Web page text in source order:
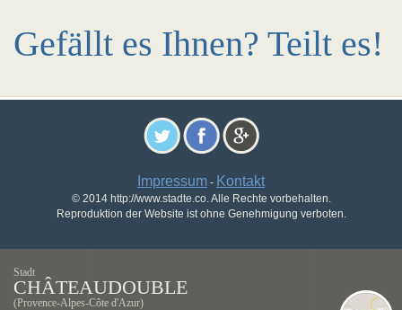
Gefällt es Ihnen? Teilt es!
Impressum - Kontakt
© 2014 http://www.stadte.co. Alle Rechte vorbehalten.
Reproduktion der Website ist ohne Genehmigung verboten.
Stadt
CHÂTEAUDOUBLE
(Provence-Alpes-Côte d'Azur)